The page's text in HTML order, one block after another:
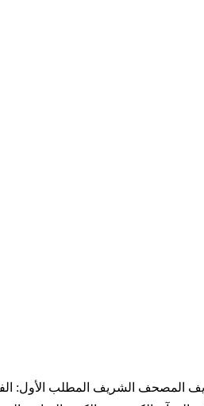
المصحف الشريف المطلب الأول: